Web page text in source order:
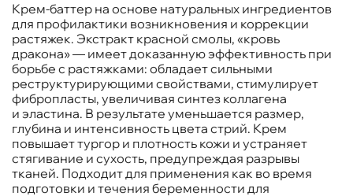
Крем-баттер на основе натуральных ингредиентов
для профилактики возникновения и коррекции
растяжек. Экстракт красной смолы, «кровь
дракона» — имеет доказанную эффективность при
борьбе с растяжками: обладает сильными
реструктурирующими свойствами, стимулирует
фибропласты, увеличивая синтез коллагена
и эластина. В результате уменьшается размер,
глубина и интенсивность цвета стрий. Крем
повышает тургор и плотность кожи и устраняет
стягивание и сухость, предупреждая разрывы
тканей. Подходит для применения как во время
подготовки и течения беременности для